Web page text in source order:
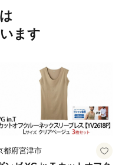
ます
都府宮津市